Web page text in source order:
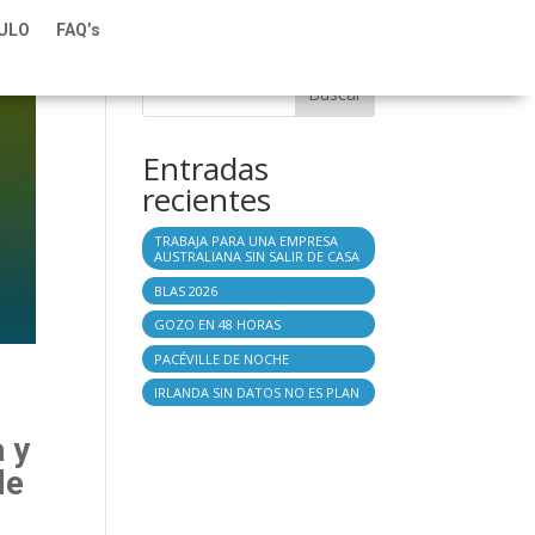
FAQ’s
y
Buscar
Entradas
recientes
TRABAJA PARA UNA EMPRESA
AUSTRALIANA SIN SALIR DE CASA
BLAS 2026
GOZO EN 48 HORAS
PACÉVILLE DE NOCHE
IRLANDA SIN DATOS NO ES PLAN